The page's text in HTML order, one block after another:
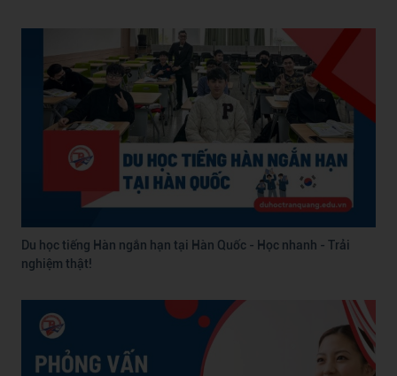
Du học tiếng Hàn ngắn hạn tại Hàn Quốc - Học nhanh - Trải
nghiệm thật!